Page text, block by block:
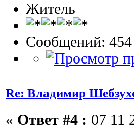
Житель
Сообщений: 454
Re: Владимир
« Ответ #4 : 07 11